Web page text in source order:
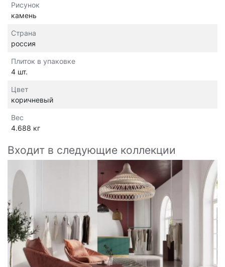
Рисунок
камень
Страна
россия
Плиток в упаковке
4 шт.
Цвет
коричневый
Вес
4.688 кг
Входит в следующие коллекции